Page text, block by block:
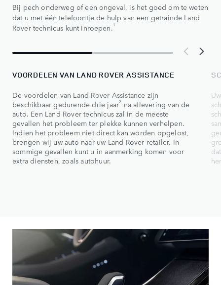
Bij pech onderweg of een ongeval, is het goed om te weten
dat u met één telefoontje de hulp van een getrainde Land
Rover technicus kunt inroepen.1
VOORDELEN VAN LAND ROVER ASSISTANCE
De voordelen van Land Rover Assistance zijn
beschikbaar gedurende drie jaar2
na aflevering van de
auto. Een Land Rover technicus zal in de meeste
gevallen het probleem ter plekke kunnen verhelpen.
Indien het probleem niet direct kan worden opgelost,
brengen wij uw auto naar uw Land Rover retailer. In
sommige gevallen kunt u in aanmerking komen voor
extra diensten, zoals autohuur.